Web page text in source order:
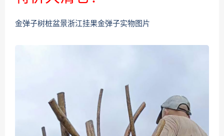
金弹子树桩盆景浙江挂果金弹子实物图片